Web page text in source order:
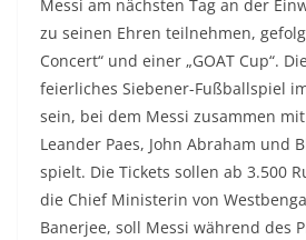
Messi am nächsten Tag an der
zu seinen Ehren teilnehmen,
Concert“ und einer „GOAT Cup“.
feierliches Siebener-Fußballspiel
sein, bei dem Messi zusammen
Leander Paes, John Abraham und
spielt. Die Tickets sollen ab 3.500
die Chief Ministerin von
Banerjee, soll Messi während des